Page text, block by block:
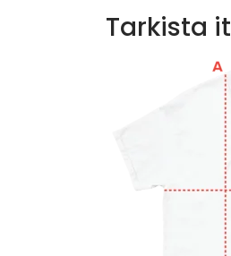
Tarkista